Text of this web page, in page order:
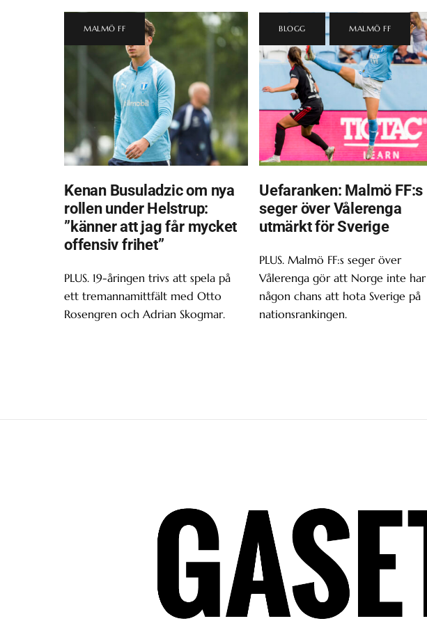
MALMÖ FF
Kenan Busuladzic om nya
rollen under Helstrup:
”känner att jag får mycket
offensiv frihet”
PLUS. 19-åringen trivs att spela på
ett tremannamittfält med Otto
Rosengren och Adrian Skogmar.
BLOGG MALMÖ FF
Uefaranken: Malmö FF:s
seger över Vålerenga
utmärkt för Sverige
PLUS. Malmö FF:s seger över
Vålerenga gör att Norge inte har
någon chans att hota Sverige på
nationsrankingen.